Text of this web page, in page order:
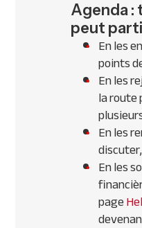
Agenda :
peut
En les
points
En les
la route
En les
discuter,
En les
page